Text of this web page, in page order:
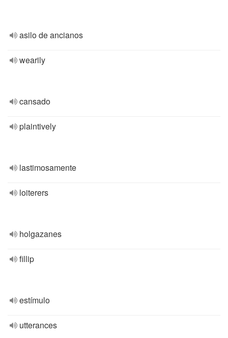
asilo de ancianos
wearily
cansado
plaintively
lastimosamente
loiterers
holgazanes
fillip
estímulo
utterances